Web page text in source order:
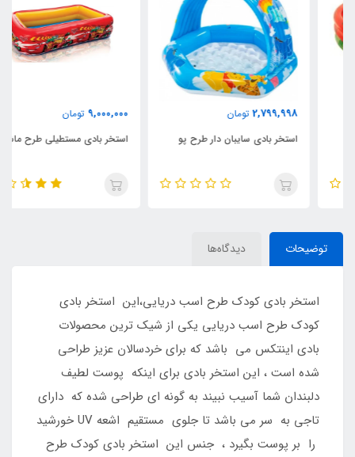
2,799,998 تومان
استخر بادی سایبان دار طرح پو
9,000,000 تومان
استخر بادی مستطیلی طرح ماشین
توضیحات دیدگاه‌ها
استخر بادی کودک طرح اسب دریایی،این استخر بادی
کودک طرح اسب دریایی یکی از شیک ترین محصولات
بادی اینتکس می باشد که برای خردسالان عزیز طراحی
شده است ، این استخر بادی برای اینکه پوست لطیف
دلبندان شما آسیب نبیند به گونه ای طراحی شده که دارای
تاجی به سر می باشد تا جلوی مستقیم اشعه UV خورشید
را بر پوست بگیرد ، جنس این استخر بادی کودک طرح